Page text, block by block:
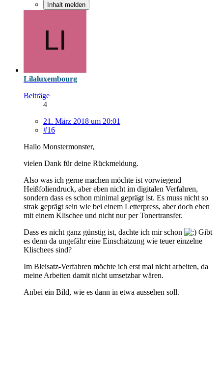
Inhalt melden
Lilaluxembourg
Beiträge
4
21. März 2018 um 20:01
#16
Hallo Monstermonster,
vielen Dank für deine Rückmeldung.
Also was ich gerne machen möchte ist vorwiegend
Heißfoliendruck, aber eben nicht im digitalen Verfahren,
sondern dass es schon minimal geprägt ist. Es muss nicht so
strak geprägt sein wie bei einem Letterpress, aber doch eben
mit einem Klischee und nicht nur per Tonertransfer.
Dass es nicht ganz günstig ist, dachte ich mir schon
Gibt
es denn da ungefähr eine Einschätzung wie teuer einzelne
Klischees sind?
Im Bleisatz-Verfahren möchte ich erst mal nicht arbeiten, da
meine Arbeiten damit nicht umsetzbar wären.
Anbei ein Bild, wie es dann in etwa aussehen soll.